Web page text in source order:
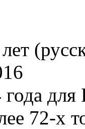
года
72-х